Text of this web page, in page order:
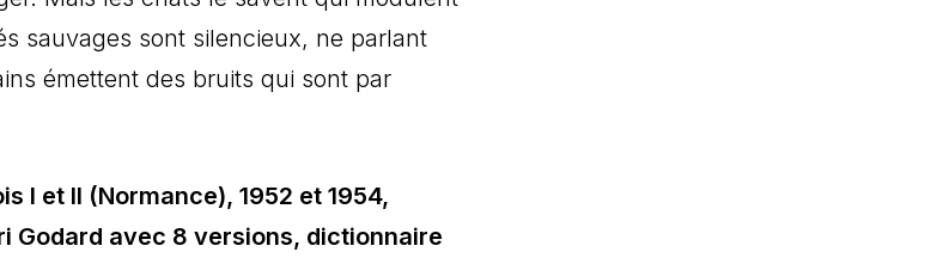
sauvages sont silencieux, ne parlant
émettent des bruits qui sont par
I et II (Normance), 1952 et 1954,
Godard avec 8 versions, dictionnaire